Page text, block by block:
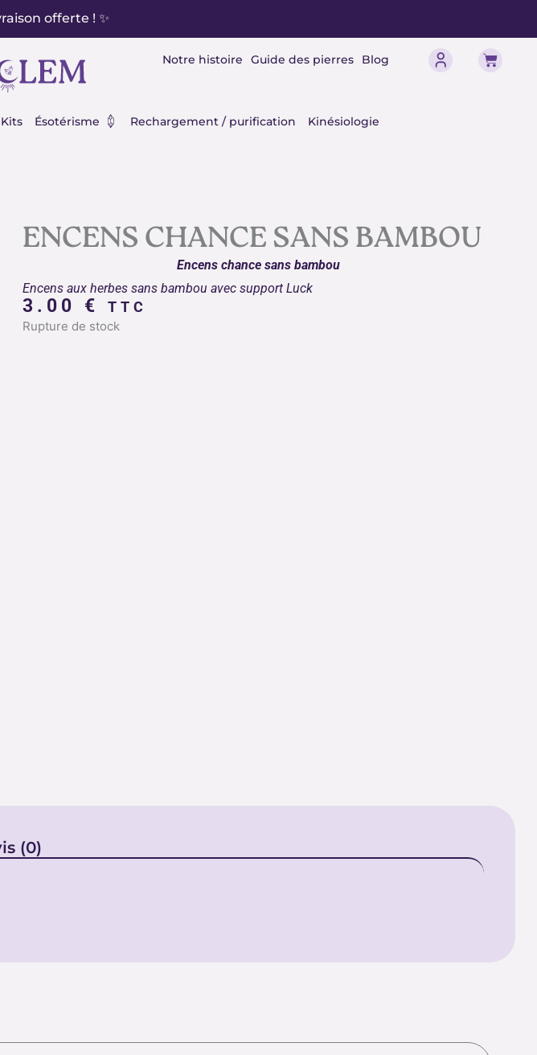
offerte ! ✨
Notre histoire Guide des pierres Blog Panier
Senteurs
Kits Ésotérisme Ouvrir Ésotérisme
Rechargement / purification Kinésiologie
ENCENS CHANCE SANS BAMBOU
Encens chance sans bambou
Encens aux herbes sans bambou avec support Luck
3.00 € TTC
Rupture de stock
(0)